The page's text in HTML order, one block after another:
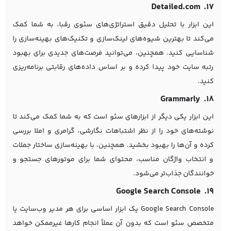
۱۷. Detailed.com
این ابزار با تحلیل دقیق استراتژی‌های سئوی رقبا، به شما کمک
می‌کند تا بهترین شیوه‌های لینک‌سازی و تکنیک‌های بهینه‌سازی را
شناسایی کنید. همچنین، می‌توانید فرصت‌های جدیدی برای بهبود
رتبه سایت خود پیدا کرده و بر اساس داده‌های رقابتی برنامه‌ریزی
کنید.
۱۸. Grammarly
این ابزار یکی دیگر از ابزارهای سئو است که به شما کمک می‌کند تا
نوشته‌های خود را از نظر اشتباهات نگارشی، گرامری و املا بررسی
کرده و آن‌ها را بهبود بخشید. همچنین، با بهینه‌سازی ساختار جملات
و انتخاب واژگان مناسب، محتوای شما برای موتورهای جستجو و
خوانندگان جذاب‌تر می‌شود.
۱۹. Google Search Console
Google Search Console یک ابزار اساسی برای هر مدیر وب‌سایت یا
متخصص سئو است که بدون آن عملاً انجام کارها غیرممکن خواهد